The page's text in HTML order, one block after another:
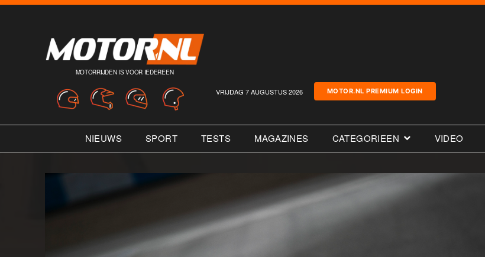
MOTORRIJDEN IS VOOR IEDEREEN
VRIJDAG 7 AUGUSTUS 2026 MOTOR.NL PREMIUM LOGIN
NIEUWS SPORT TESTS MAGAZINES CATEGORIEEN VIDEO